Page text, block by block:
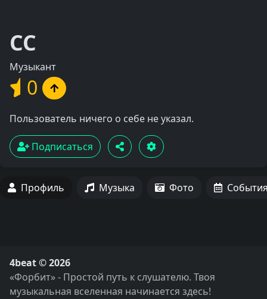
СС
Музыкант
0
Пользователь ничего о себе не указал.
Подписаться
Профиль Музыка Фото
4beat © 2026
«Форбит» - Простой путь к слушателю. Твоя
музыкальная вселенная начинается здесь!